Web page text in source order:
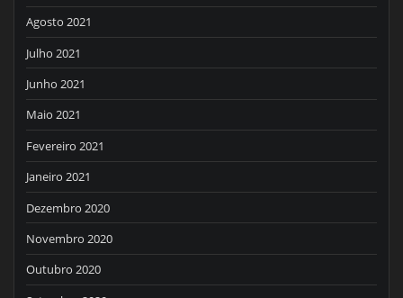
Agosto 2021
Julho 2021
Junho 2021
Maio 2021
Fevereiro 2021
Janeiro 2021
Dezembro 2020
Novembro 2020
Outubro 2020